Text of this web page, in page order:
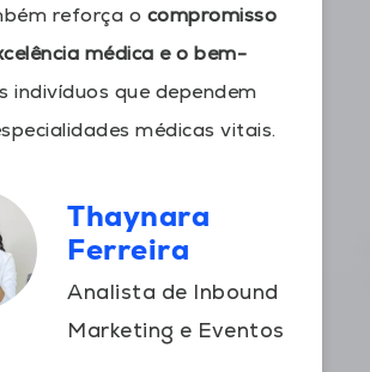
reforça o compromisso
médica e o bem-
indivíduos que dependem
médicas vitais.
Thaynara
Ferreira
Analista de Inbound
Marketing e Eventos